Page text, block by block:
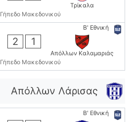
Τρίκαλα
Γήπεδο Μακεδονικού
Β' Εθνική
2 1
Απόλλων Καλαμαριάς
Γήπεδο Μακεδονικού
Απόλλων Λάρισας
Β' Εθνική